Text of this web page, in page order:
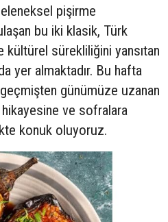
pişirme
bu iki klasik, Türk
kültürel sürekliliğini yansıtan
yer almaktadır. Bu hafta
günümüze uzanan
ve sofralara
konuk oluyoruz.